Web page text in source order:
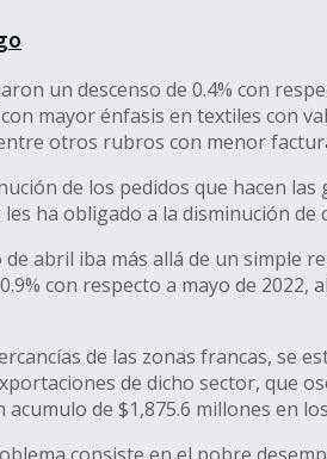
un descenso de 0.4% con
mayor énfasis en textiles con
otros rubros con menor
de los pedidos que hacen las
ha obligado a la disminución de
abril iba más allá de un simple
con respecto a mayo de 2022,
de las zonas francas, se
de dicho sector, que
de $1,875.6 millones en